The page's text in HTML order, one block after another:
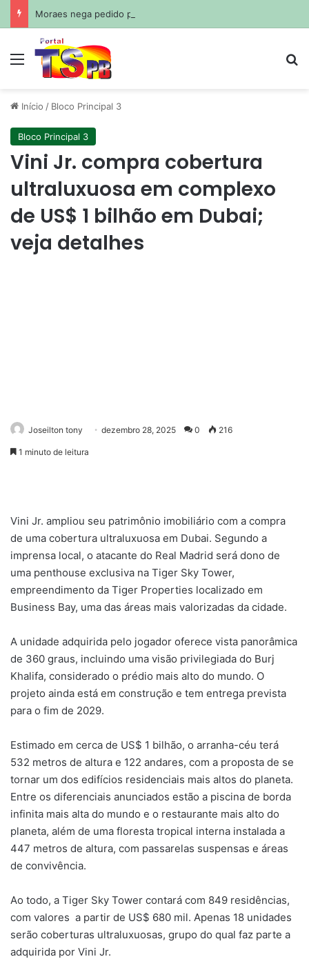
Menu
Início / Bloco Principal 3
Bloco Principal 3
Vini Jr. compra cobertura
ultraluxuosa em complexo
de US$ 1 bilhão em Dubai;
veja detalhes
Joseilton tony dezembro 28, 2025 0 216
1 minuto de leitura
Vini Jr. ampliou seu patrimônio imobiliário com a compra
de uma cobertura ultraluxuosa em Dubai. Segundo a
imprensa local, o atacante do Real Madrid será dono de
uma penthouse exclusiva na Tiger Sky Tower,
empreendimento da Tiger Properties localizado em
Business Bay, uma das áreas mais valorizadas da cidade.
A unidade adquirida pelo jogador oferece vista panorâmica
de 360 graus, incluindo uma visão privilegiada do Burj
Khalifa, considerado o prédio mais alto do mundo. O
projeto ainda está em construção e tem entrega prevista
para o fim de 2029.
Estimado em cerca de US$ 1 bilhão, o arranha-céu terá
532 metros de altura e 122 andares, com a proposta de se
tornar um dos edifícios residenciais mais altos do planeta.
Entre os diferenciais anunciados estão a piscina de borda
infinita mais alta do mundo e o restaurante mais alto do
planeta, além de uma floresta tropical interna instalada a
447 metros de altura, com passarelas suspensas e áreas
de convivência.
Ao todo, a Tiger Sky Tower contará com 849 residências,
com valores a partir de US$ 680 mil. Apenas 18 unidades
serão coberturas ultraluxuosas, grupo do qual faz parte a
adquirida por Vini Jr.